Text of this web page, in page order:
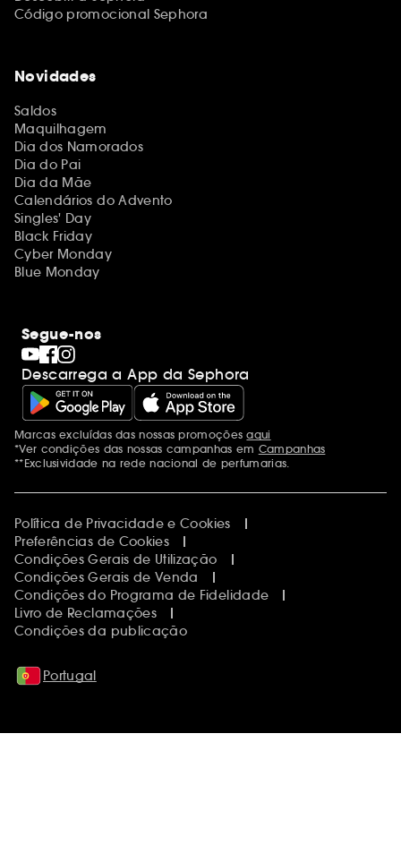
Código promocional Sephora
Novidades
Saldos
Maquilhagem
Dia dos Namorados
Dia do Pai
Dia da Mãe
Calendários do Advento
Singles' Day
Black Friday
Cyber Monday
Blue Monday
Segue-nos
Descarrega a App da Sephora
Menções adicionais
Marcas excluídas das nossas promoçõesaqui
*Ver condições das nossas campanhas em Campanhas
**Exclusividade na rede nacional de perfumarias.
Política de Privacidade e Cookies
Preferências de Cookies
Condições Gerais de Utilização
Condições Gerais de Venda
Condições do Programa de Fidelidade
Livro de Reclamações
Condições da publicação
Portugal